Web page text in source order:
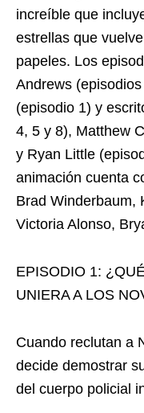
increíble que
estrellas que
papeles. Los
Andrews
(episodio 1) y
4, 5 y 8), Matthew
y Ryan Little
animación cuenta
Brad Winderbaum,
Victoria Alonso,
EPISODIO 1:
UNIERA A LOS
Cuando reclutan a
decide demostrar
del cuerpo policial